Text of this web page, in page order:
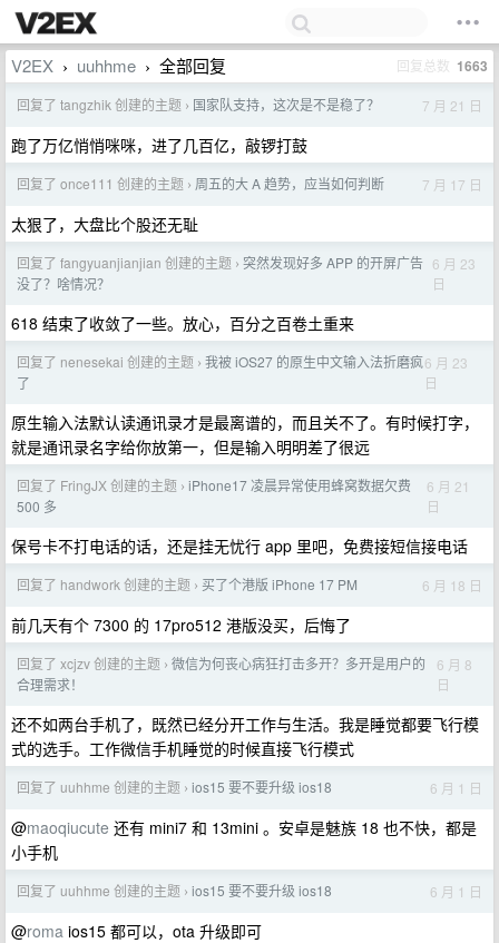
V2EX › uuhhme › 全部回复 回复总数 1663
回复了 tangzhik 创建的主题 › 国家队支持，这次是不是稳了？ 7 月 21 日
跑了万亿悄悄咪咪，进了几百亿，敲锣打鼓
回复了 once111 创建的主题 › 周五的大 A 趋势，应当如何判断 7 月 17 日
太狠了，大盘比个股还无耻
回复了 fangyuanjianjian 创建的主题 › 突然发现好多 APP 的开屏广告
没了？啥情况？
6 月 23
日
618 结束了收敛了一些。放心，百分之百卷土重来
回复了 nenesekai 创建的主题 › 我被 iOS27 的原生中文输入法折磨疯
了
6 月 23
日
原生输入法默认读通讯录才是最离谱的，而且关不了。有时候打字，
就是通讯录名字给你放第一，但是输入明明差了很远
回复了 FringJX 创建的主题 › iPhone17 凌晨异常使用蜂窝数据欠费
500 多
6 月 21
日
保号卡不打电话的话，还是挂无忧行 app 里吧，免费接短信接电话
回复了 handwork 创建的主题 › 买了个港版 iPhone 17 PM 6 月 18 日
前几天有个 7300 的 17pro512 港版没买，后悔了
回复了 xcjzv 创建的主题 › 微信为何丧心病狂打击多开？多开是用户的
合理需求！
6 月 8
日
还不如两台手机了，既然已经分开工作与生活。我是睡觉都要飞行模
式的选手。工作微信手机睡觉的时候直接飞行模式
回复了 uuhhme 创建的主题 › ios15 要不要升级 ios18 6 月 1 日
@maoqiucute 还有 mini7 和 13mini 。安卓是魅族 18 也不快，都是
小手机
回复了 uuhhme 创建的主题 › ios15 要不要升级 ios18 6 月 1 日
@roma ios15 都可以，ota 升级即可